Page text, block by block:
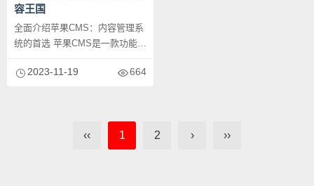
容王国
全面介绍苹果CMS：内容管理系
统的首选 苹果CMS是一款功能强
统。...2023-11-19 664
‹‹ 1 2 › ››